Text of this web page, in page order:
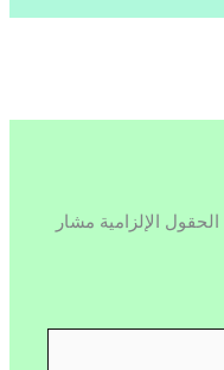
الحقول الإلزامية مشار